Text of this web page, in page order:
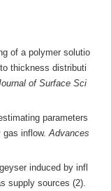
of a polymer solutio
thickness distributi
of Surface Sci
parameters
gas inflow.Advances
induced by infl
supply sources (2).